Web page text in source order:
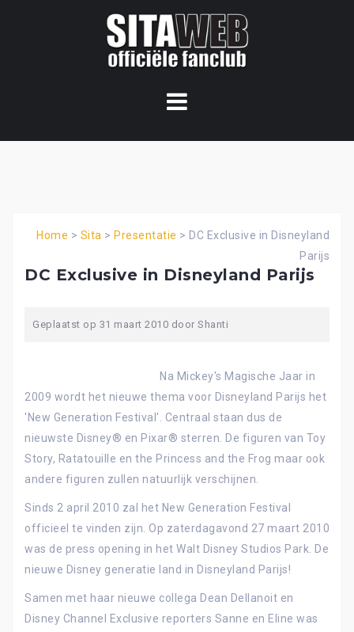
Home > Sita > Presentatie > DC Exclusive in Disneyland
Parijs
DC Exclusive in Disneyland Parijs
Geplaatst op 31 maart 2010 door Shanti
Na Mickey's Magische Jaar in
2009 wordt het nieuwe thema voor Disneyland Parijs het
'New Generation Festival'. Centraal staan dus de
nieuwste Disney® en Pixar® sterren. De figuren van Toy
Story, Ratatouille en the Princess and the Frog maar ook
andere figuren zullen natuurlijk verschijnen.
Sinds 2 april 2010 zal het New Generation Festival
officieel te vinden zijn. Op zaterdagavond 27 maart 2010
was de press opening in het Walt Disney Studios Park. De
nieuwe Disney generatie land in Disneyland Parijs!
Samen met haar nieuwe collega Dean Dellanoit en
Disney Channel Exclusive reporters Sanne en Eline was